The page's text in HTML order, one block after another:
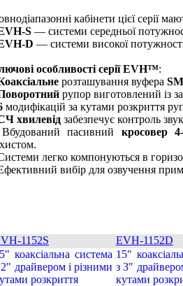
кабінети цієї серії
— системи середньої
— системи високої
особливості серії EVH™:
розташування вуфера
рупор виготовлений із
модифікацій за кутами розкриття
хвилевід забезпечує контроль
пасивний кросовер
легко компонуються в
вибір для озвучення
1152S
коаксіальна система
2" драйвером і різними
розкриття
EVH-1152D
15"
з 3"
кутами